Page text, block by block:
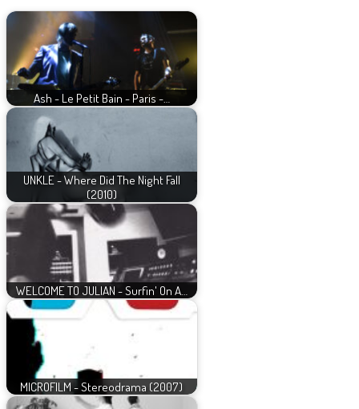
Ash - Le Petit Bain - Paris -…
UNKLE - Where Did The Night Fall
(2010)
WELCOME TO JULIAN - Surfin' On A…
MICROFILM - Stereodrama (2007)